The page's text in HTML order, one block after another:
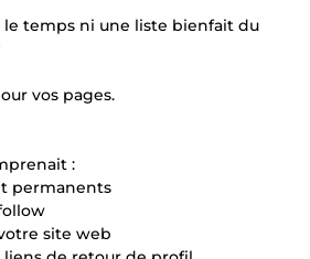
le temps ni une liste bienfait du
vos pages.
:
permanents
site web